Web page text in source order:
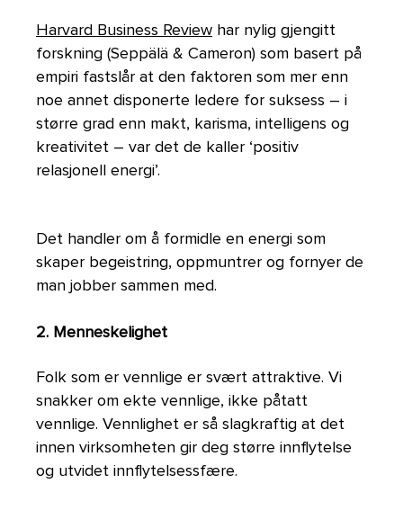
Harvard Business Review har nylig gjengitt
forskning (Seppälä & Cameron) som basert på
empiri fastslår at den faktoren som mer enn
noe annet disponerte ledere for suksess – i
større grad enn makt, karisma, intelligens og
kreativitet – var det de kaller ‘positiv
relasjonell energi’.
Det handler om å formidle en energi som
skaper begeistring, oppmuntrer og fornyer de
man jobber sammen med.
2. Menneskelighet
Folk som er vennlige er svært attraktive. Vi
snakker om ekte vennlige, ikke påtatt
vennlige. Vennlighet er så slagkraftig at det
innen virksomheten gir deg større innflytelse
og utvidet innflytelsessfære.